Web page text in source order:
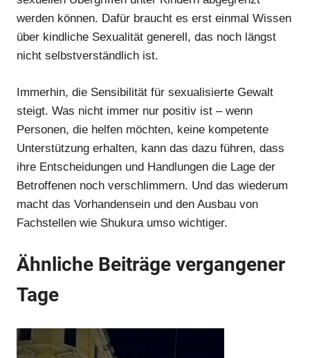
werden können. Dafür braucht es erst einmal Wissen
über kindliche Sexualität generell, das noch längst
nicht selbstverständlich ist.
Immerhin, die Sensibilität für sexualisierte Gewalt
steigt. Was nicht immer nur positiv ist – wenn
Personen, die helfen möchten, keine kompetente
Unterstützung erhalten, kann das dazu führen, dass
ihre Entscheidungen und Handlungen die Lage der
Betroffenen noch verschlimmern. Und das wiederum
macht das Vorhandensein und den Ausbau von
Fachstellen wie Shukura umso wichtiger.
Ähnliche Beiträge vergangener
Tage